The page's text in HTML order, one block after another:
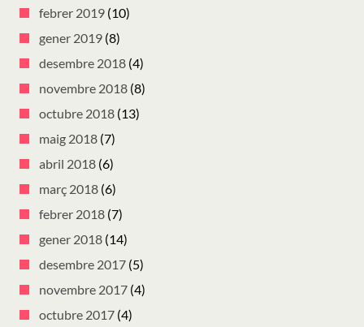
febrer 2019 (10)
gener 2019 (8)
desembre 2018 (4)
novembre 2018 (8)
octubre 2018 (13)
maig 2018 (7)
abril 2018 (6)
març 2018 (6)
febrer 2018 (7)
gener 2018 (14)
desembre 2017 (5)
novembre 2017 (4)
octubre 2017 (4)